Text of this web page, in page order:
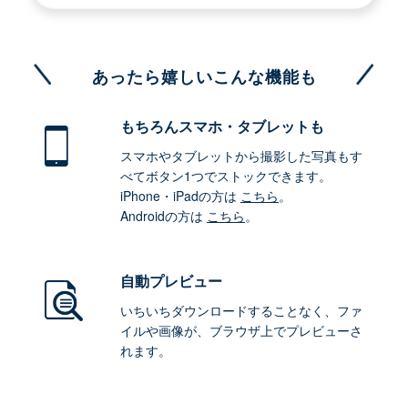
あったら嬉しいこんな機能も
もちろんスマホ・タブレットも
スマホやタブレットから撮影した写真もす
べてボタン1つでストックできます。
iPhone・iPadの方は こちら。
Androidの方は こちら。
自動プレビュー
いちいちダウンロードすることなく、ファ
イルや画像が、ブラウザ上でプレビューさ
れます。